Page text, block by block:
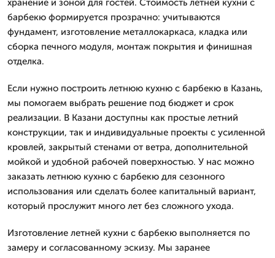
хранение и зоной для гостей. Стоимость летней кухни с
барбекю формируется прозрачно: учитываются
фундамент, изготовление металлокаркаса, кладка или
сборка печного модуля, монтаж покрытия и финишная
отделка.
Если нужно построить летнюю кухню с барбекю в Казань,
мы помогаем выбрать решение под бюджет и срок
реализации. В Казани доступны как простые летний
конструкции, так и индивидуальные проекты с усиленной
кровлей, закрытый стенами от ветра, дополнительной
мойкой и удобной рабочей поверхностью. У нас можно
заказать летнюю кухню с барбекю для сезонного
использования или сделать более капитальный вариант,
который прослужит много лет без сложного ухода.
Изготовление летней кухни с барбекю выполняется по
замеру и согласованному эскизу. Мы заранее